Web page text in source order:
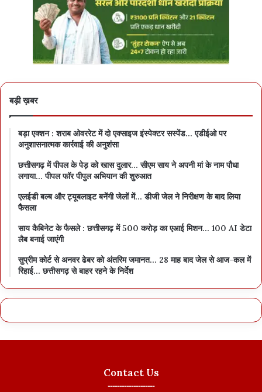
बड़ी ख़बर
बड़ा एक्शन : शराब ओवररेट में दो एक्साइज इंस्पेक्टर सस्पेंड… एडीईओ पर
अनुशासनात्मक कार्रवाई की अनुशंसा
छत्तीसगढ़ में पीपल के पेड़ को खास दुलार… सीएम साय ने अपनी मां के नाम पौधा
लगाया… पीपल फॉर पीपुल अभियान की शुरुआत
एलईडी बल्ब और ट्यूबलाइट बनेंगी जेलों में… डीजी जेल ने निरीक्षण के बाद लिया
फैसला
साय कैबिनेट के फैसले : छत्तीसगढ़ में 500 करोड़ का एआई मिशन… 100 AI डेटा
लैब बनाई जाएंगी
सुप्रीम कोर्ट से अनवर ढेबर को अंतरिम जमानत… 28 माह बाद जेल से आज-कल में
रिहाई… छत्तीसगढ़ से बाहर रहने के निर्देश
Contact Us
--------------------